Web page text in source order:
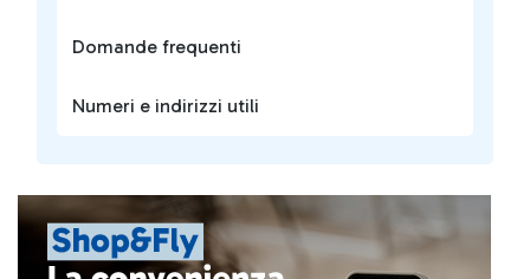
Domande frequenti
Numeri e indirizzi utili